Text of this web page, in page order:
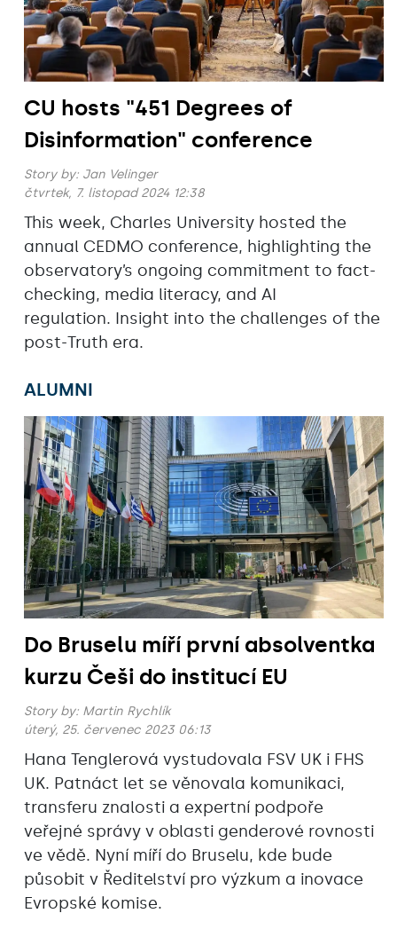
CU hosts "451 Degrees of
Disinformation" conference
Story by: Jan Velinger
čtvrtek, 7. listopad 2024 12:38
This week, Charles University hosted the
annual CEDMO conference, highlighting the
observatory’s ongoing commitment to fact-
checking, media literacy, and AI
regulation. Insight into the challenges of the
post-Truth era.
ALUMNI
Do Bruselu míří první absolventka
kurzu Češi do institucí EU
Story by: Martin Rychlík
úterý, 25. červenec 2023 06:13
Hana Tenglerová vystudovala FSV UK i FHS
UK. Patnáct let se věnovala komunikaci,
transferu znalosti a expertní podpoře
veřejné správy v oblasti genderové rovnosti
ve vědě. Nyní míří do Bruselu, kde bude
působit v Ředitelství pro výzkum a inovace
Evropské komise.